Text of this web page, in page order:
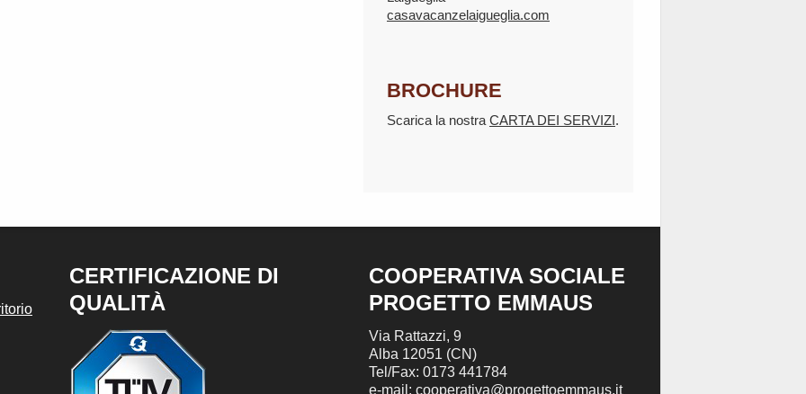
casavacanzelaigueglia.com
BROCHURE
Scarica la nostra CARTA DEI SERVIZI.
CERTIFICAZIONE DI
QUALITÀ
COOPERATIVA SOCIALE
PROGETTO EMMAUS
Via Rattazzi, 9
Alba 12051 (CN)
Tel/Fax: 0173 441784
e-mail: cooperativa@progettoemmaus.it